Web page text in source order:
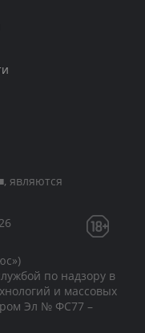
являются
по надзору в
и массовых
Эл № ФС77 –